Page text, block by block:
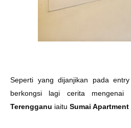
Seperti yang dijanjikan pada
berkongsi lagi cerita mengenai
Terengganu iaitu Sumai Apartment